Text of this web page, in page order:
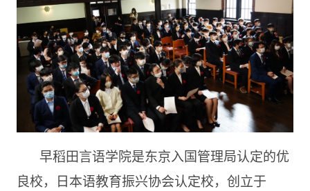
早稻田言语学院是东京入国管理局认定的优
良校，日本语教育振兴协会认定校，创立于